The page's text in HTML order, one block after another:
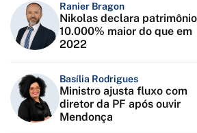
Ranier Bragon
Nikolas declara patrimônio
10.000% maior do que em
2022
Basília Rodrigues
Ministro ajusta fluxo com
diretor da PF após ouvir
Mendonça